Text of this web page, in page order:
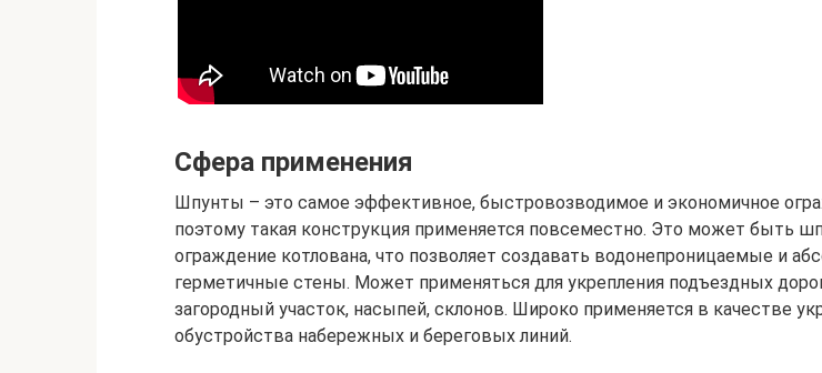
Сфера применения
Шпунты – это самое эффективное, быстровозводимое и экономичное
поэтому такая конструкция применяется повсеместно. Это может быть
ограждение котлована, что позволяет создавать водонепроницаемые и
герметичные стены. Может применяться для укрепления подъездных
загородный участок, насыпей, склонов. Широко применяется в качестве
обустройства набережных и береговых линий.